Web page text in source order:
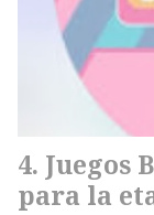
Juegos
para la